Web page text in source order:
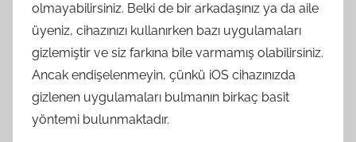
olmayabilirsiniz. Belki de bir arkadaşınız ya da aile
üyeniz, cihazınızı kullanırken bazı uygulamaları
gizlemiştir ve siz farkına bile varmamış olabilirsiniz.
Ancak endişelenmeyin, çünkü iOS cihazınızda
gizlenen uygulamaları bulmanın birkaç basit
yöntemi bulunmaktadır.